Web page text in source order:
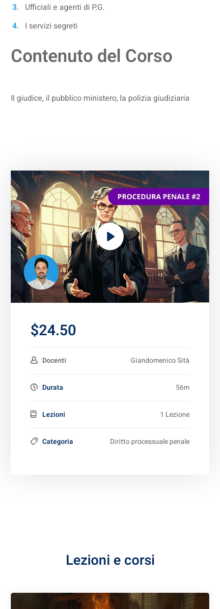
Ufficiali e agenti di P.G.
I servizi segreti
Contenuto del Corso
Il giudice, il pubblico ministero, la polizia giudiziaria
$24.50
Docenti Giandomenico Sità
Durata 56m
Lezioni 1 Lezione
Categoria Diritto processuale penale
Lezioni e corsi